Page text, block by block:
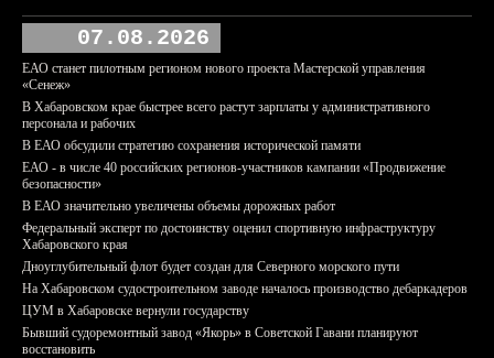
07.08.2026
ЕАО станет пилотным регионом нового проекта Мастерской управления
«Сенеж»
В Хабаровском крае быстрее всего растут зарплаты у административного
персонала и рабочих
В ЕАО обсудили стратегию сохранения исторической памяти
ЕАО - в числе 40 российских регионов-участников кампании «Продвижение
безопасности»
В ЕАО значительно увеличены объемы дорожных работ
Федеральный эксперт по достоинству оценил спортивную инфраструктуру
Хабаровского края
Дноуглубительный флот будет создан для Северного морского пути
На Хабаровском судостроительном заводе началось производство дебаркадеров
ЦУМ в Хабаровске вернули государству
Бывший судоремонтный завод «Якорь» в Советской Гавани планируют
восстановить